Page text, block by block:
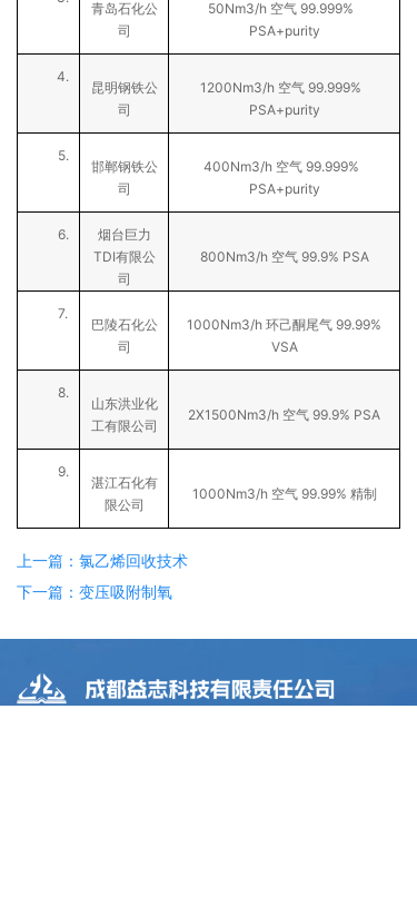
青岛石化公
司
50Nm3/h 空气 99.999%
PSA+purity
4.
昆明钢铁公
司
1200Nm3/h 空气 99.999%
PSA+purity
5.
邯郸钢铁公
司
400Nm3/h 空气99.999%
PSA+purity
6. 烟台巨力
TDI有限公
司
800Nm3/h 空气99.9% PSA
7.
巴陵石化公
司
1000Nm3/h 环己酮尾气 99.99%
VSA
8.
山东洪业化
工有限公司
2X1500Nm3/h 空气 99.9% PSA
9.
湛江石化有
限公司
1000Nm3/h 空气99.99% 精制
上一篇：氯乙烯回收技术
下一篇：变压吸附制氧